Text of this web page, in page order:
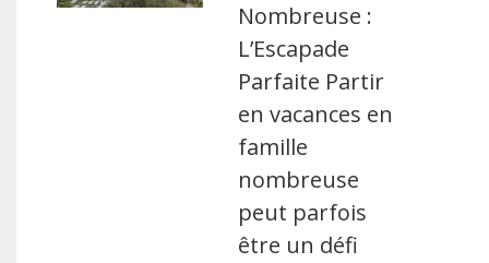
Nombreuse :
L’Escapade
Parfaite Partir
en vacances en
famille
nombreuse
peut parfois
être un défi